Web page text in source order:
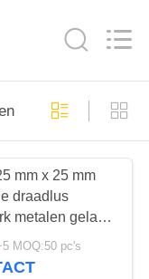
van
mm x 25 mm
draadlus
metalen gelast
MOQ:50 pc's